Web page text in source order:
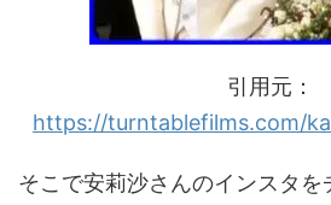
引用元：
https://turntablefilms.com/
そこで安莉沙さんのインスタを